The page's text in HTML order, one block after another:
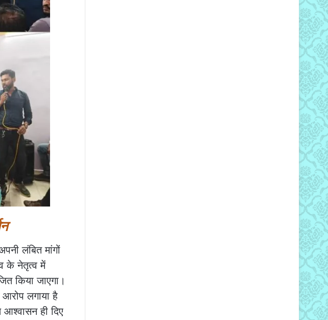
लंबित मांगों
के नेतृत्व में
किया जाएगा।
लगाया है
ही दिए